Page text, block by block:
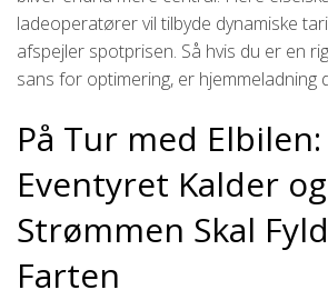
ladeoperatører vil tilbyde dynamiske
afspejler spotprisen. Så hvis du er en
sans for optimering, er hjemmeladning
På Tur med
Eventyret Kalder og
Strømmen Skal
Farten